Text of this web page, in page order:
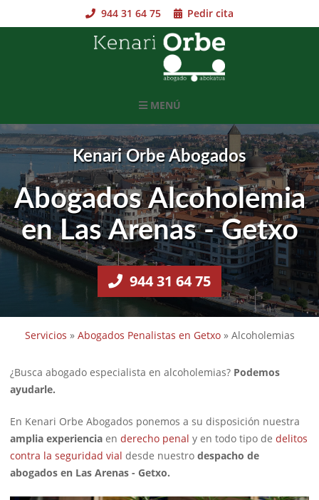
to
944 31 64 75 Pedir cita
MENÚ
Kenari Orbe Abogados
Abogados Alcoholemia
en Las Arenas - Getxo
944 31 64 75
Servicios » Abogados Penalistas en Getxo» Alcoholemias
¿Busca abogado especialista en alcoholemias? Podemos
ayudarle.
En Kenari Orbe Abogados ponemos a su disposición nuestra
amplia experiencia en derecho penal y en todo tipo de delitos
contra la seguridad vial desde nuestro despacho de
abogados en Las Arenas - Getxo.